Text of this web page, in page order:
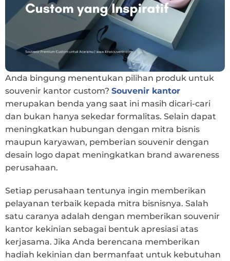
Anda bingung menentukan pilihan produk untuk
souvenir kantor custom? Souvenir kantor
merupakan benda yang saat ini masih dicari-cari
dan bukan hanya sekedar formalitas. Selain dapat
meningkatkan hubungan dengan mitra bisnis
maupun karyawan, pemberian souvenir dengan
desain logo dapat meningkatkan brand awareness
perusahaan.
Setiap perusahaan tentunya ingin memberikan
pelayanan terbaik kepada mitra bisnisnya. Salah
satu caranya adalah dengan memberikan souvenir
kantor kekinian sebagai bentuk apresiasi atas
kerjasama. Jika Anda berencana memberikan
hadiah kekinian dan bermanfaat untuk kebutuhan